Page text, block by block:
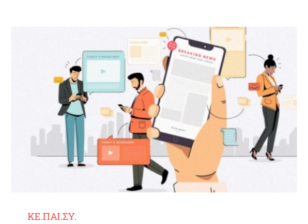
ΚΕ.ΠΑΙ.ΣΥ.